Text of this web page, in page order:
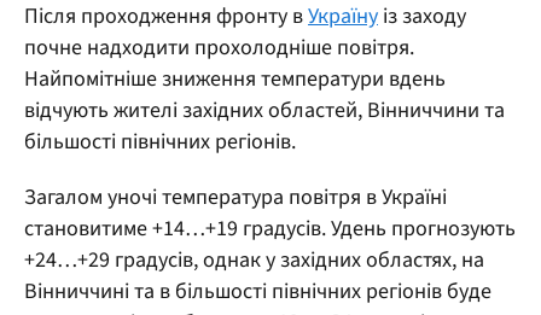
Після проходження фронту вУкраїну із заходу
почне надходити прохолодніше повітря.
Найпомітніше зниження температури вдень
відчують жителі західних областей, Вінниччини та
більшості північних регіонів.
Загалом уночі температура повітря в Україні
становитиме +14…+19 градусів. Удень прогнозують
+24…+29 градусів, однак у західних областях, на
Вінниччині та в більшості північних регіонів буде